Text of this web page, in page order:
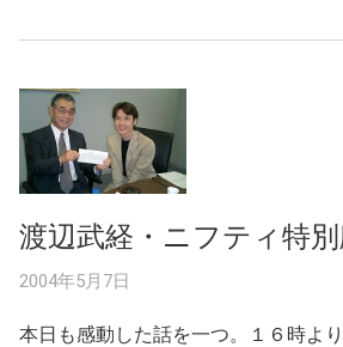
渡辺武経・ニフティ特別
2004年5月7日
本日も感動した話を一つ。１６時よ